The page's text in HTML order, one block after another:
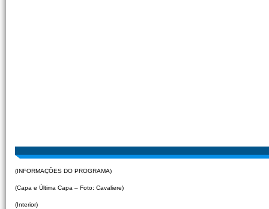
(INFORMAÇÕES DO PROGRAMA)
(Capa e Última Capa – Foto: Cavaliere)
(Interior)